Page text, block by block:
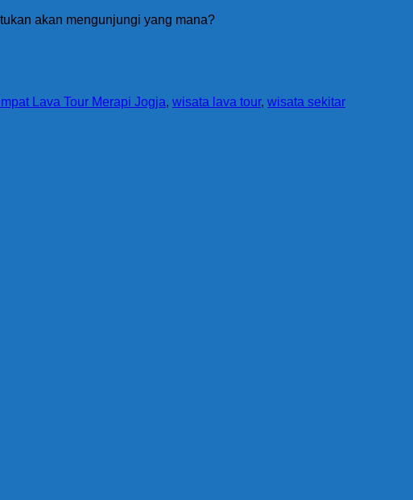
akan mengunjungi yang mana?
Lava Tour Merapi Jogja, wisata lava tour, wisata sekitar